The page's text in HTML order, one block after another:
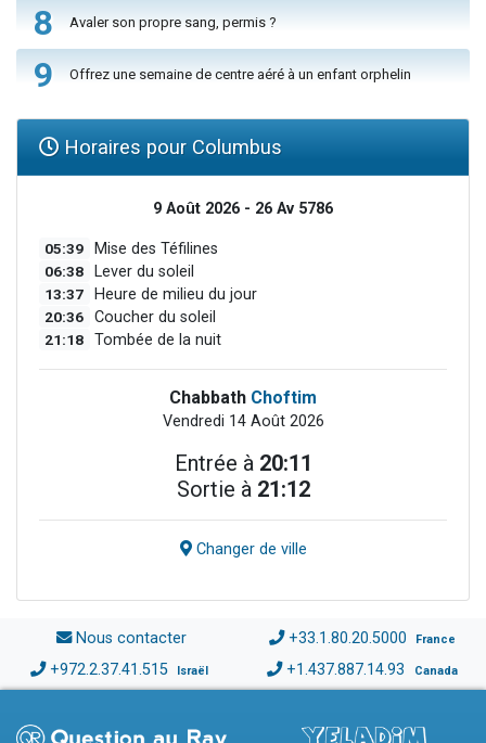
8 Avaler son propre sang, permis ?
9 Offrez une semaine de centre aéré à un enfant orphelin
Horaires pour Columbus
9 Août 2026 - 26 Av 5786
05:39 Mise des Téfilines
06:38 Lever du soleil
13:37 Heure de milieu du jour
20:36 Coucher du soleil
21:18 Tombée de la nuit
Chabbath Choftim
Vendredi 14 Août 2026
Entrée à 20:11
Sortie à 21:12
Changer de ville
Nous contacter +33.1.80.20.5000 France
+972.2.37.41.515 Israël +1.437.887.14.93 Canada